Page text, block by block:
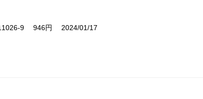
9 946円 2024/01/17